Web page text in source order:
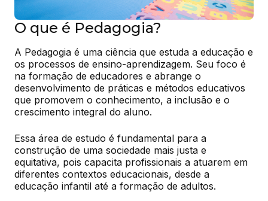
O que é Pedagogia?
A Pedagogia é uma ciência que estuda a educação e
os processos de ensino-aprendizagem. Seu foco é
na formação de educadores e abrange o
desenvolvimento de práticas e métodos educativos
que promovem o conhecimento, a inclusão e o
crescimento integral do aluno.
Essa área de estudo é fundamental para a
construção de uma sociedade mais justa e
equitativa, pois capacita profissionais a atuarem em
diferentes contextos educacionais, desde a
educação infantil até a formação de adultos.